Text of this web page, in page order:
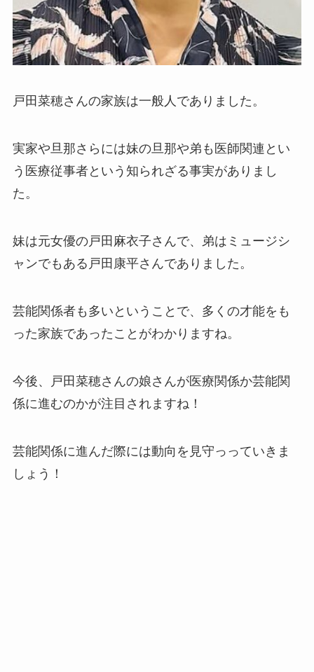
戸田菜穂さんの家族は一般人でありました。
実家や旦那さらには妹の旦那や弟も医師関連とい
う医療従事者という知られざる事実がありまし
た。
妹は元女優の戸田麻衣子さんで、弟はミュージシ
ャンでもある戸田康平さんでありました。
芸能関係者も多いということで、多くの才能をも
った家族であったことがわかりますね。
今後、戸田菜穂さんの娘さんが医療関係か芸能関
係に進むのかが注目されますね！
芸能関係に進んだ際には動向を見守っっていきま
しょう！